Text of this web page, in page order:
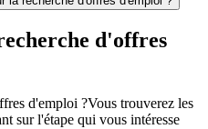
d'offres
d'emploi ?Vous trouverez les
sur l'étape qui vous intéresse